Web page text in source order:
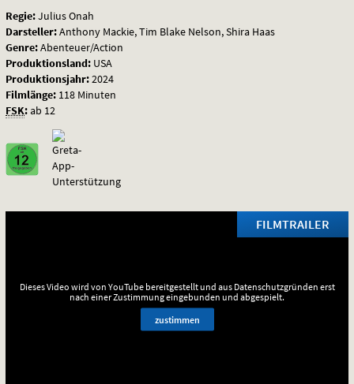
Regie:Julius Onah
Darsteller:Anthony Mackie, Tim Blake Nelson, Shira Haas
Genre:Abenteuer/Action
Produktionsland: USA
Produktionsjahr:2024
Filmlänge: 118 Minuten
FSK:ab 12
FILMTRAILER
Dieses Video wird von YouTube bereitgestellt und aus Datenschutzgründen erst
nach einer Zustimmung eingebunden und abgespielt.
zustimmen